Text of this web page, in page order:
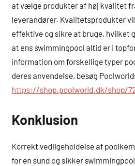
at vælge produkter af høj kvalitet
leverandører. Kvalitetsprodukter
effektive og sikre at bruge, hvilket
at ens swimmingpool altid er i
information om forskellige typer
deres anvendelse, besøg
https://shop.poolworld.dk/shop/
Konklusion
Korrekt vedligeholdelse af
for en sund og sikker